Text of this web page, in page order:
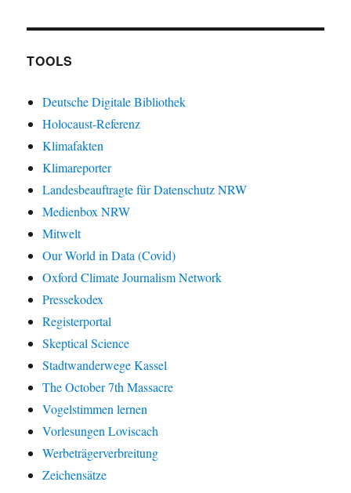
TOOLS
Deutsche Digitale Bibliothek
Holocaust-Referenz
Klimafakten
Klimareporter
Landesbeauftragte für Datenschutz NRW
Medienbox NRW
Mitwelt
Our World in Data (Covid)
Oxford Climate Journalism Network
Pressekodex
Registerportal
Skeptical Science
Stadtwanderwege Kassel
The October 7th Massacre
Vogelstimmen lernen
Vorlesungen Loviscach
Werbeträgerverbreitung
Zeichensätze